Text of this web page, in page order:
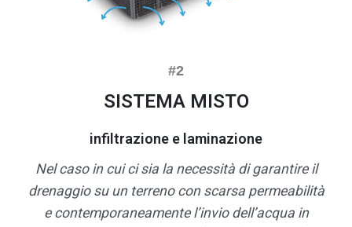
SISTEMA MISTO
infiltrazione e laminazione
Nel caso in cui ci sia la necessità di garantire il
drenaggio su un terreno con scarsa permeabilità
e contemporaneamente l’invio dell’acqua in